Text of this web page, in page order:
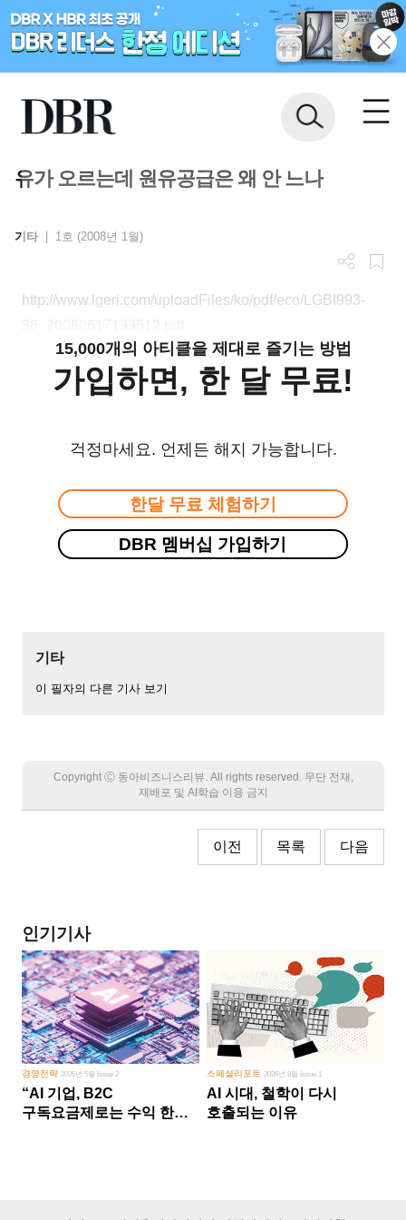
유가 오르는데 원유공급은 왜 안 느나
기타 1호 (2008년 1월)
http://www.lgeri.com/uploadFiles/ko/pdf/eco/LGBI993-
15,000개의 아티클을 제대로 즐기는 방법
가입하면, 한 달 무료!
걱정마세요. 언제든 해지 가능합니다.
한달 무료 체험하기
DBR 멤버십 가입하기
기타
이 필자의 다른 기사 보기
Copyright Ⓒ 동아비즈니스리뷰. All rights reserved. 무단 전재,
재배포 및 AI학습 이용 금지
이전 목록 다음
인기기사
경영전략 2026년 5월 Issue 2
“AI 기업, B2C
구독요금제로는 수익 한계
스페셜리포트 2026년 8월 Issue 1
AI 시대, 철학이 다시
호출되는 이유